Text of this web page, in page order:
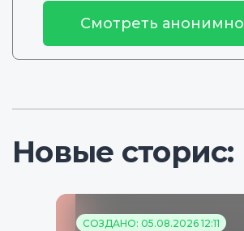
Смотреть анонимно
Новые сторис:
СОЗДАНО: 05.08.2026 12:11